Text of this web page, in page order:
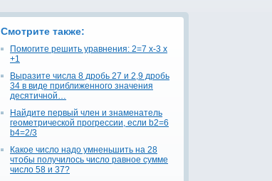
Смотрите также:
Помогите решить уравнения: 2=7 х-3 х
+1
Выразите числа 8 дробь 27 и 2,9 дробь
34 в виде приближенного значения
десятичной…
Найдите первый член и знаменатель
геометрической прогрессии, если b2=6
b4=2/3
Какое число надо умненьшить на 28
чтобы получилось число равное сумме
число 58 и 37?